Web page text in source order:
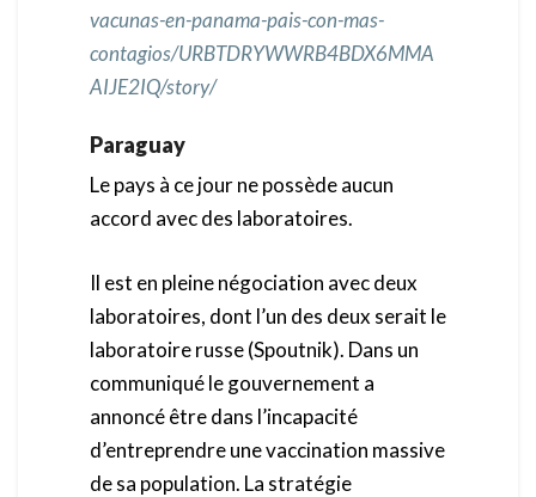
vacunas-en-panama-pais-con-mas-
contagios/URBTDRYWWRB4BDX6MMA
AIJE2IQ/story/
Paraguay
Le pays à ce jour ne possède aucun
accord avec des laboratoires.
Il est en pleine négociation avec deux
laboratoires, dont l’un des deux serait le
laboratoire russe (Spoutnik). Dans un
communiqué le gouvernement a
annoncé être dans l’incapacité
d’entreprendre une vaccination massive
de sa population. La stratégie